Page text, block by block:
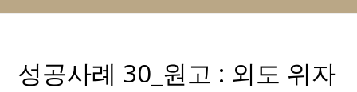
성공사례 30_원고 : 외도 위자